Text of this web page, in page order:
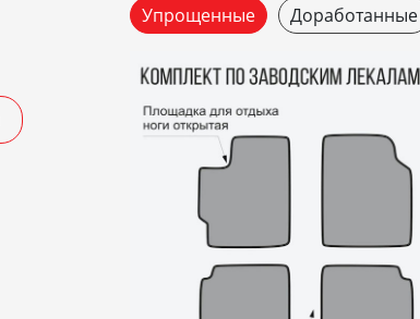
Упрощенные
Доработанные